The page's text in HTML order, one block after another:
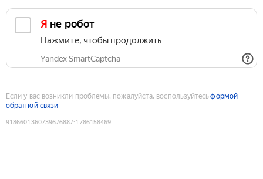
Я не робот
Нажмите, чтобы продолжить
Yandex SmartCaptcha
Если у вас возникли проблемы, пожалуйста, воспользуйтесьформой
обратной связи
9186601360739676887:1786158469